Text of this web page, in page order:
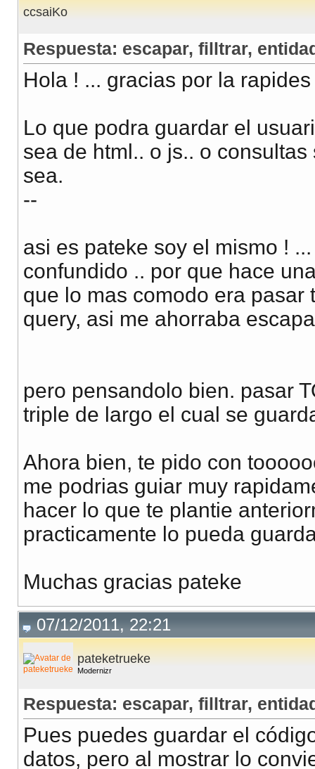
ccsaiKo
Respuesta: escapar, filltrar,
Hola ! ... gracias por la
Lo que podra guardar el
sea de html.. o js.. o
sea.
--
asi es pateke soy el mismo !
confundido .. por que hace
que lo mas comodo era
query, asi me ahorraba
pero pensandolo bien. pasar
triple de largo el cual se
Ahora bien, te pido con
me podrias guiar muy
hacer lo que te plantie
practicamente lo pueda
Muchas gracias pateke
07/12/2011, 22:21
pateketrueke
Modernizr
Respuesta: escapar, filltrar,
Pues puedes guardar el
datos, pero al mostrar lo